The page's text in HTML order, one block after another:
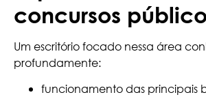
concursos
Um escritório focado nessa área
profundamente:
funcionamento das principais